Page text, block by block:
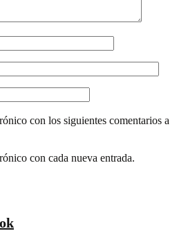
con los siguientes comentarios a
con cada nueva entrada.